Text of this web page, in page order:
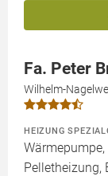
Fa. Peter
Wilhelm-
HEIZUNG
Pelletheizung,